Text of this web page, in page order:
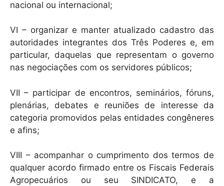
nacional ou internacional;
VI – organizar e manter atualizado cadastro das
autoridades integrantes dos Três Poderes e, em
particular, daquelas que representam o governo
nas negociações com os servidores públicos;
VII – participar de encontros, seminários, fóruns,
plenárias, debates e reuniões de interesse da
categoria promovidos pelas entidades congêneres
e afins;
VIII – acompanhar o cumprimento dos termos de
qualquer acordo firmado entre os Fiscais Federais
Agropecuários ou seu SINDICATO, e a